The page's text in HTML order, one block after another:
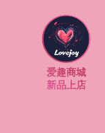
爱趣商城
新品上店